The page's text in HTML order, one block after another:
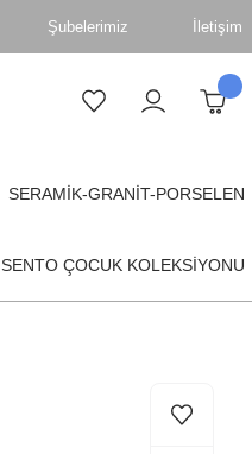
Şubelerimiz İletişim
SERAMİK-GRANİT-PORSELEN
SENTO ÇOCUK KOLEKSİYONU